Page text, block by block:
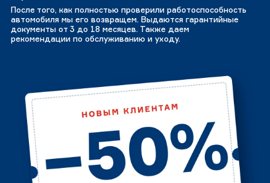
После того, как полностью проверили работоспособность
автомобиля мы его возвращем. Выдаются гарантийные
документы от 3 до 18 месяцев. Также даем
рекомендации по обслуживанию и уходу.